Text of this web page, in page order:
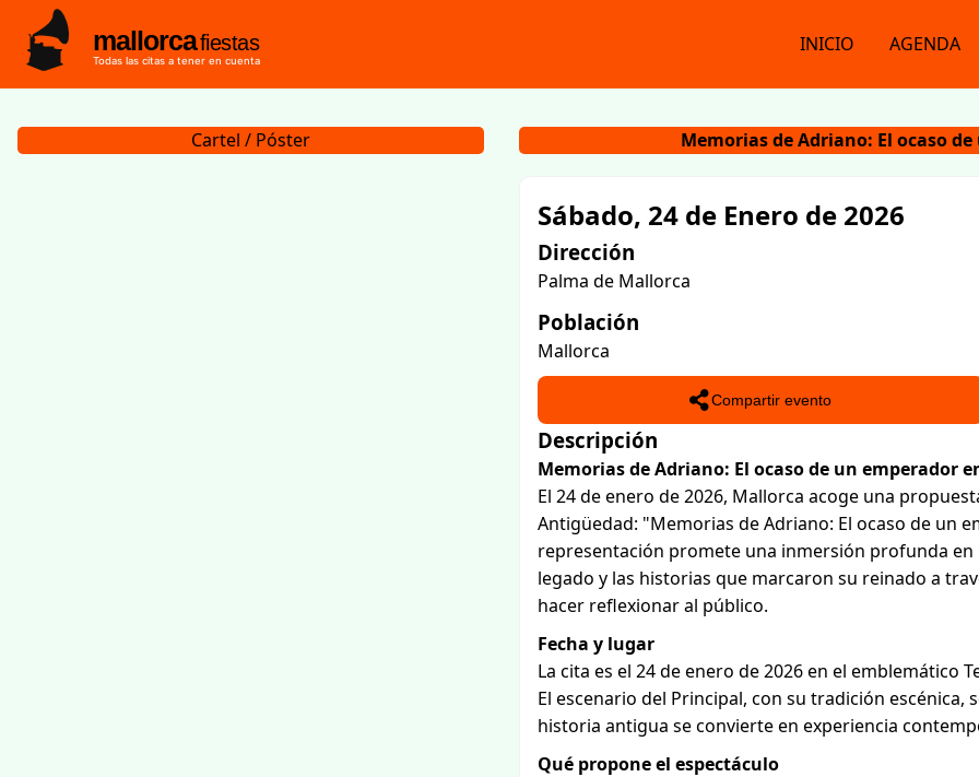
mallorcafiestas
Todas las citas a tener en cuenta
INICIO AGENDA
Cartel / Póster Memorias de Adriano: El ocaso
Sábado, 24 de Enero de 2026
Dirección
Palma de Mallorca
Población
Mallorca
Compartir evento
Descripción
Memorias de Adriano: El ocaso de un emperador
El 24 de enero de 2026, Mallorca acoge una
Antigüedad: "Memorias de Adriano: El ocaso de un
representación promete una inmersión profunda
legado y las historias que marcaron su reinado a
hacer reflexionar al público.
Fecha y lugar
La cita es el 24 de enero de 2026 en el emblemático
El escenario del Principal, con su tradición
historia antigua se convierte en experiencia
Qué propone el espectáculo